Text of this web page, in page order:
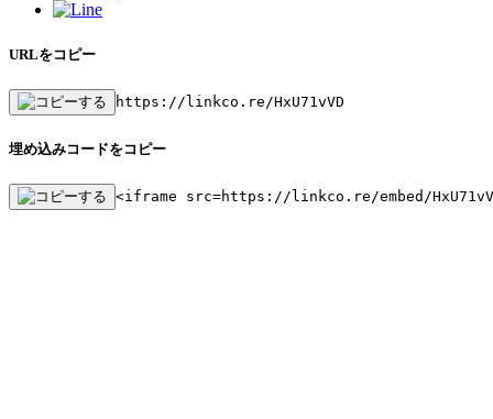
URLをコピー
https://linkco.re/HxU71vVD
埋め込みコードをコピー
<iframe src=https://linkco.re/embed/